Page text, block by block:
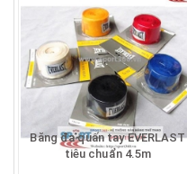
Băng đa quấn tay EVERLAST
tiêu chuẩn 4.5m